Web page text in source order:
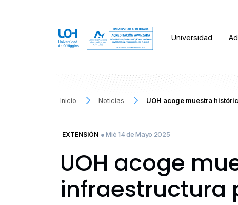
Universidad
Inicio Noticias UOH acoge muestra
EXTENSIÓN ● Mié 14 de Mayo 2025
UOH acoge
infraestructura